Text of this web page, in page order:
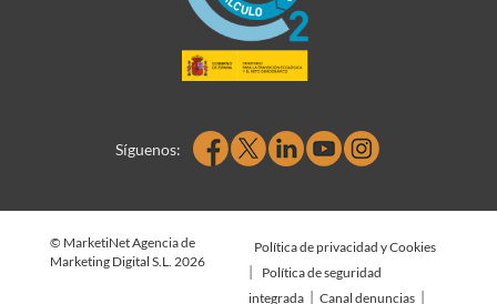
Síguenos:
© MarketiNet Agencia de
Marketing Digital S.L. 2026
Política de privacidad y Cookies
|
Política de seguridad
integrada | Canal denuncias |